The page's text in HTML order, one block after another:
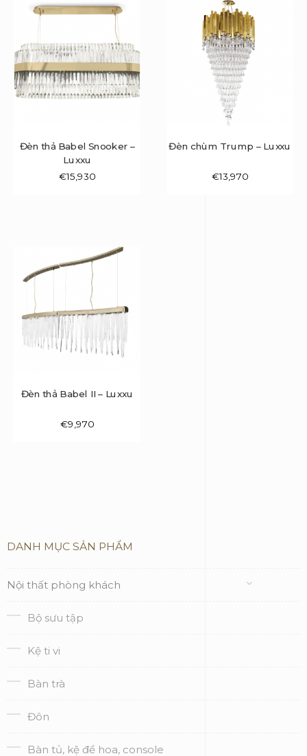
Đèn thả Babel Snooker –
Luxxu
€15,930
Đèn chùm Trump – Luxxu
€13,970
Đèn thả Babel II – Luxxu
€9,970
DANH MỤC SẢN PHẨM
Nội thất phòng khách
Bộ sưu tập
Kệ ti vi
Bàn trà
Đôn
Bàn tủ, kệ để hoa, console